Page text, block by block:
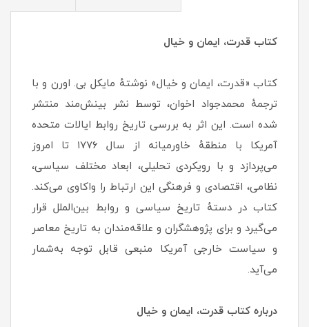
کتاب قدرت، ایمان و خیال
کتاب «قدرت، ایمان و خیال» نوشتهٔ مایکل بی. اورن و با
ترجمهٔ محمدجواد اخوان، توسط نشر بینش‌مند منتشر
شده است. این اثر به بررسی تاریخ روابط ایالات متحده
آمریکا با منطقهٔ خاورمیانه از سال ۱۷۷۶ تا امروز
می‌پردازد و با رویکردی تحلیلی، ابعاد مختلف سیاسی،
نظامی، اقتصادی و فرهنگی این ارتباط را واکاوی می‌کند.
کتاب در دستهٔ تاریخ سیاسی و روابط بین‌الملل قرار
می‌گیرد و برای پژوهشگران و علاقه‌مندان به تاریخ معاصر
و سیاست خارجی آمریکا منبعی قابل توجه به‌شمار
می‌آید.
درباره کتاب قدرت، ایمان و خیال